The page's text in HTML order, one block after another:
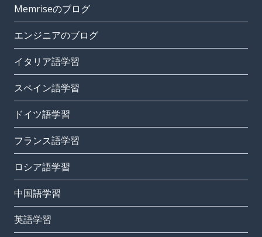
Memriseのブログ
エンジニアのブログ
イタリア語学習
スペイン語学習
ドイツ語学習
フランス語学習
ロシア語学習
中国語学習
英語学習